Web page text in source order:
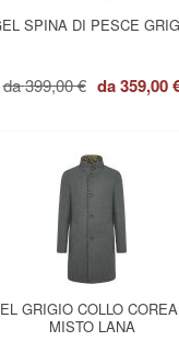
SPINA DI PESCE
da399,00 € da359,00
GRIGIO COLLO
MISTO LANA